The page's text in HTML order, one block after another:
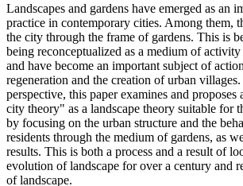
Landscapes and gardens have emerged as an
practice in contemporary cities. Among them,
the city through the frame of gardens. This is
being reconceptualized as a medium of
and have become an important subject of
regeneration and the creation of urban
perspective, this paper examines and proposes
city theory" as a landscape theory suitable for
by focusing on the urban structure and the
residents through the medium of gardens, as
results. This is both a process and a result of
evolution of landscape for over a century and
of landscape.